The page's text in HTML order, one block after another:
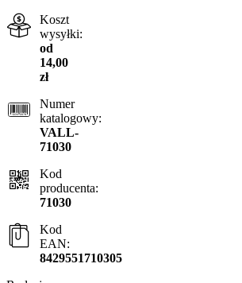
Koszt
wysyłki:
od
14,00
zł
Numer
katalogowy:
VALL-
71030
Kod
producenta:
71030
Kod
EAN:
8429551710305